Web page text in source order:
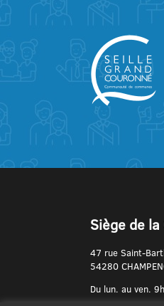
Siège de
47 rue Saint-
54280
Du lun. au ven.